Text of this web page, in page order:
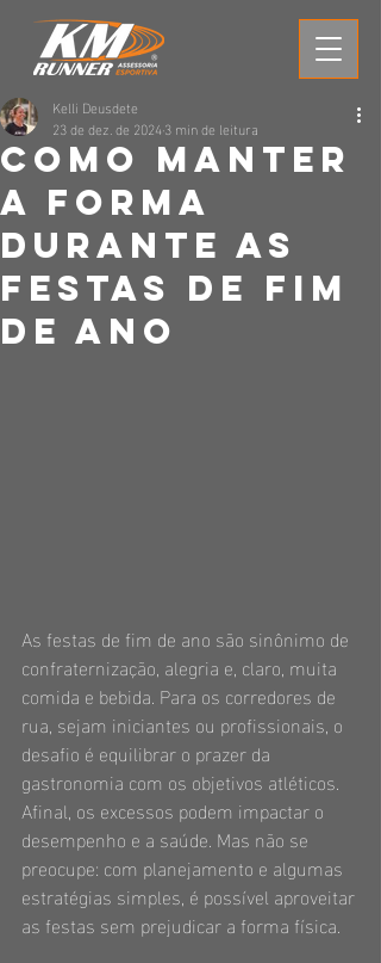
Como Manter
a Forma
durante as
festas de fim
de ano
Kelli Deusdete
23 de dez. de 20243 min de leitura
As festas de fim de ano são sinônimo de
confraternização, alegria e, claro, muita
comida e bebida. Para os corredores de
rua, sejam iniciantes ou profissionais, o
desafio é equilibrar o prazer da
gastronomia com os objetivos atléticos.
Afinal, os excessos podem impactar o
desempenho e a saúde. Mas não se
preocupe: com planejamento e algumas
estratégias simples, é possível aproveitar
as festas sem prejudicar a forma física.